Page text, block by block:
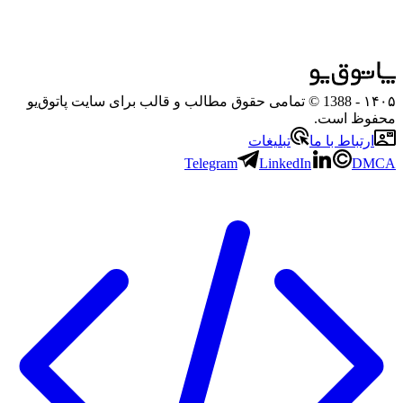
۱۴۰۵
- 1388 © تمامی حقوق مطالب و قالب برای سایت پاتوق‌یو
محفوظ است.
ارتباط با ما
تبلیغات
Telegram
LinkedIn DMCA